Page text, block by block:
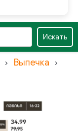
Искать
Выпечка